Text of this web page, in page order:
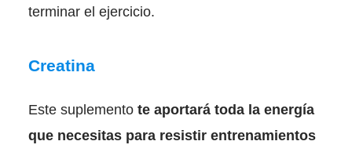
terminar el ejercicio.
Creatina
Este suplemento te aportará toda la energía
que necesitas para resistir entrenamientos